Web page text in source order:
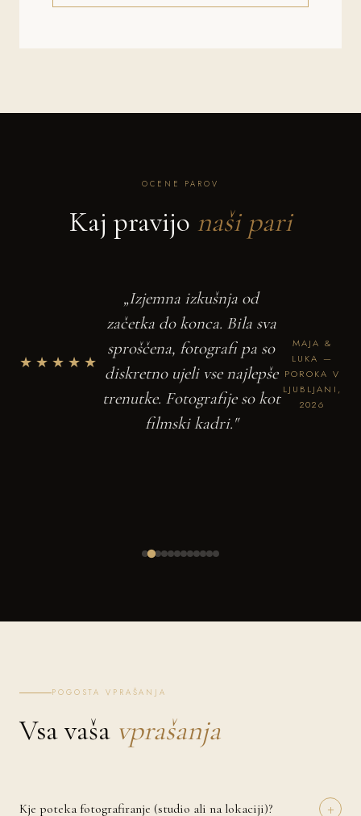
OCENE PAROV
Kaj pravijo naši pari
★★★★★
„Izjemna izkušnja od
začetka do konca. Bila sva
sproščena, fotografi pa so
diskretno ujeli vse najlepše
trenutke. Fotografije so kot
filmski kadri."
MAJA &
LUKA —
POROKA V
LJUBLJANI,
2026
POGOSTA VPRAŠANJA
Vsa vaša vprašanja
Kje poteka fotografiranje (studio ali na lokaciji)? +